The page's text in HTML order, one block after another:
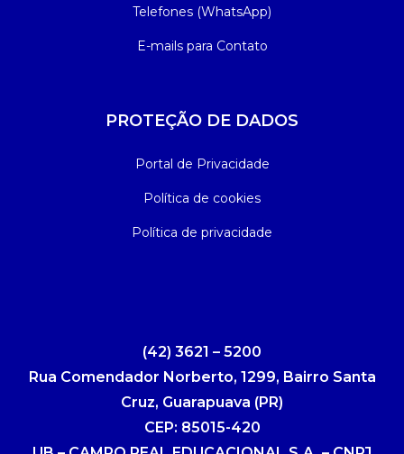
Telefones (WhatsApp)
E-mails para Contato
PROTEÇÃO DE DADOS
Portal de Privacidade
Política de cookies
Política de privacidade
(42) 3621 – 5200
Rua Comendador Norberto, 1299, Bairro Santa
Cruz, Guarapuava (PR)
CEP: 85015-420